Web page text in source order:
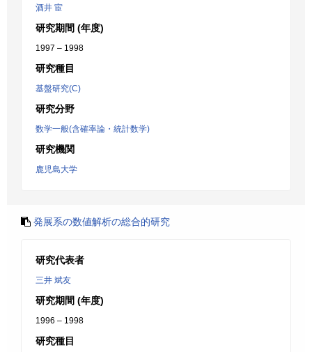
酒井 宦
研究期間 (年度)
1997 – 1998
研究種目
基盤研究(C)
研究分野
数学一般(含確率論・統計数学)
研究機関
鹿児島大学
発展系の数値解析の総合的研究
研究代表者
三井 斌友
研究期間 (年度)
1996 – 1998
研究種目